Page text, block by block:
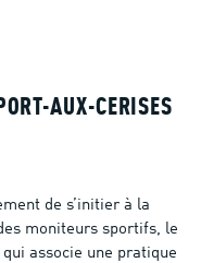
AUX-CERISES
de s’initier à la
moniteurs sportifs, le
associe une pratique